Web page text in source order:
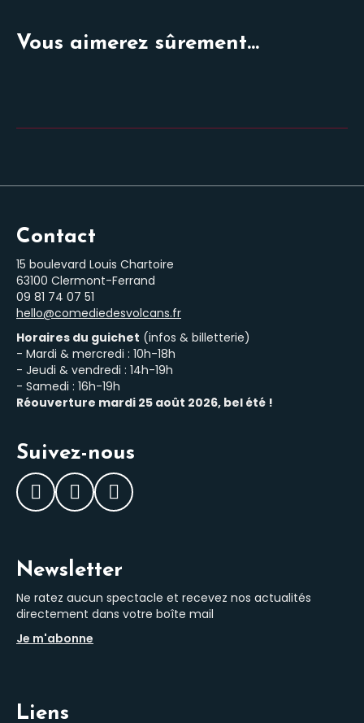
Vous aimerez sûrement...
Contact
15 boulevard Louis Chartoire
63100 Clermont-Ferrand
‭09 81 74 07 51‬
hello@comediedesvolcans.fr
Horaires du guichet (infos & billetterie)
- Mardi & mercredi : 10h-18h
- Jeudi & vendredi : 14h-19h
- Samedi : 16h-19h
Réouverture mardi 25 août 2026, bel été !
Suivez-nous
Facebook
InstagramLinkedIn
Newsletter
Ne ratez aucun spectacle et recevez nos actualités
directement dans votre boîte mail
Je m'abonne
Liens